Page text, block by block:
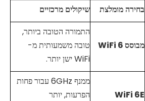
בחירה מומלצת שיקולים מרכזיים
מבוסס WiFi 6
התמורה הטובה ביותר,
טובה משמעותית מ-
WiFi ישן יותר.
WiFi 6E
ממנף 6GHz עבור פחות
הפרעות, יותר